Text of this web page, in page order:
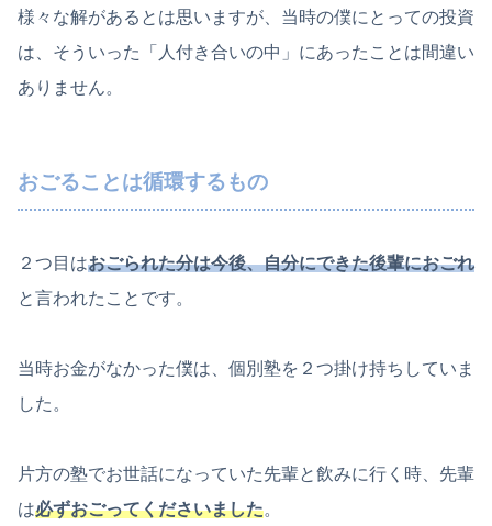
様々な解があるとは思いますが、当時の僕にとっての投資
は、そういった「人付き合いの中」にあったことは間違い
ありません。
おごることは循環するもの
２つ目はおごられた分は今後、自分にできた後輩におごれ
と言われたことです。
当時お金がなかった僕は、個別塾を２つ掛け持ちしていま
した。
片方の塾でお世話になっていた先輩と飲みに行く時、先輩
は必ずおごってくださいました。